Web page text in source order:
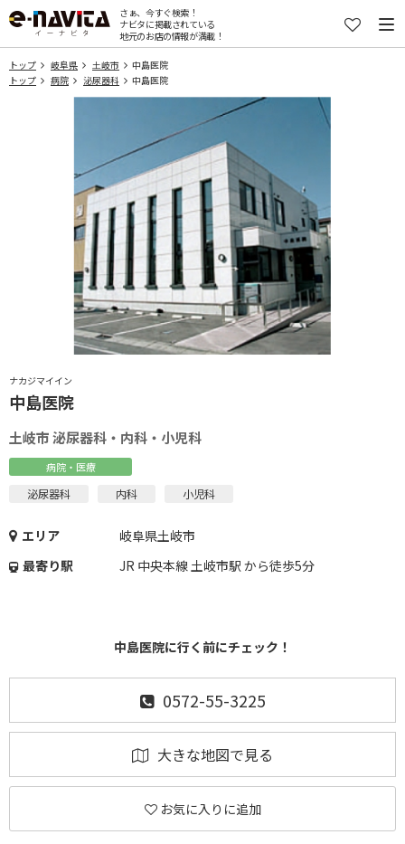
さぁ、今すぐ検索！
ナビタに掲載されている
地元のお店の情報が満載！
トップ 岐阜県 土岐市
中島医院
トップ
病院 泌尿器科 中島医院
ナカジマイイン
中島医院
土岐市 泌尿器科・内科・小児科
病院・医療
泌尿器科 内科 小児科
エリア
岐阜県土岐市
最寄り駅
JR 中央本線 土岐市駅 から徒歩5分
中島医院に行く前にチェック！
0572-55-3225
大きな地図で見る
お気に入りに追加